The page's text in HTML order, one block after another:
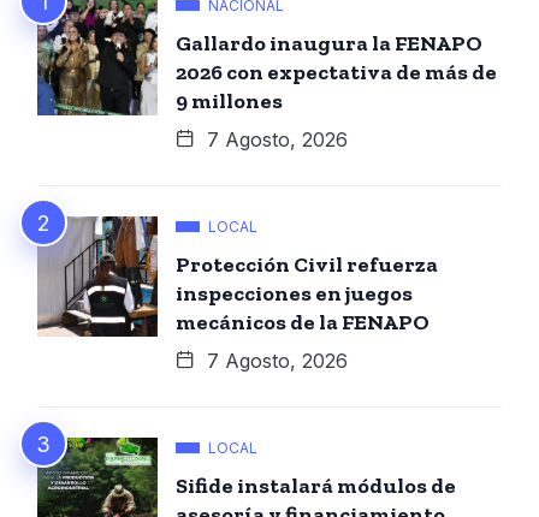
NACIONAL
Gallardo inaugura la FENAPO
2026 con expectativa de más de
9 millones
7 Agosto, 2026
LOCAL
Protección Civil refuerza
inspecciones en juegos
mecánicos de la FENAPO
7 Agosto, 2026
LOCAL
Sifide instalará módulos de